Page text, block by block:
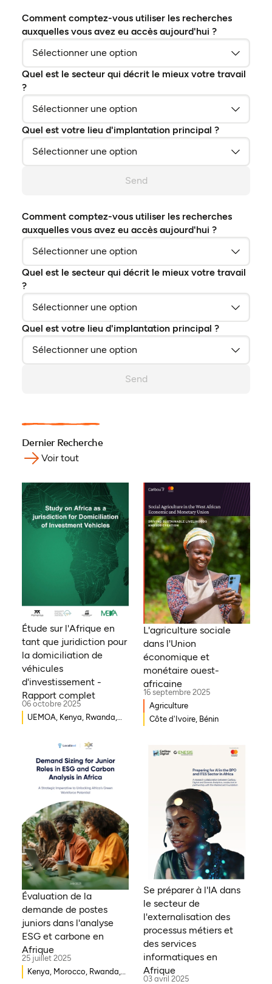
Comment comptez-vous utiliser les recherches
auxquelles vous avez eu accès aujourd'hui ?
Quel est le secteur qui décrit le mieux votre travail
?
Quel est votre lieu d'implantation principal ?
Send
Comment comptez-vous utiliser les recherches
auxquelles vous avez eu accès aujourd'hui ?
Quel est le secteur qui décrit le mieux votre travail
?
Quel est votre lieu d'implantation principal ?
Send
Dernier Recherche
Voir tout
Étude sur l'Afrique en
tant que juridiction pour
la domiciliation de
véhicules
d'investissement -
Rapport complet
06 octobre 2025
UEMOA, Kenya, Rwanda,
Bissau, Djibouti,
Mozambique, Égypte,
Bénin, Ghana, Sénégal,
Zambie, Ouganda, Côte
Erythrée, Gambie, Eswatini,
République démocratique
du Congo, Tanzanie,
Nigéria, Zimbabwe, Sud
Soudan, Afrique du Sud,
Cameroun, Éthiopie, Niger,
Morocco, Malawi, Tchad,
Syrie, Mali, Togo, Somalie
L'agriculture sociale
dans l'Union
économique et
monétaire ouest-
africaine
16 septembre 2025
Agriculture
Côte d'Ivoire, Bénin
Évaluation de la
demande de postes
juniors dans l'analyse
ESG et carbone en
Afrique
25 juillet 2025
Kenya, Morocco, Rwanda,
Se préparer à l'IA dans
le secteur de
l'externalisation des
processus métiers et
des services
informatiques en
Afrique
03 avril 2025